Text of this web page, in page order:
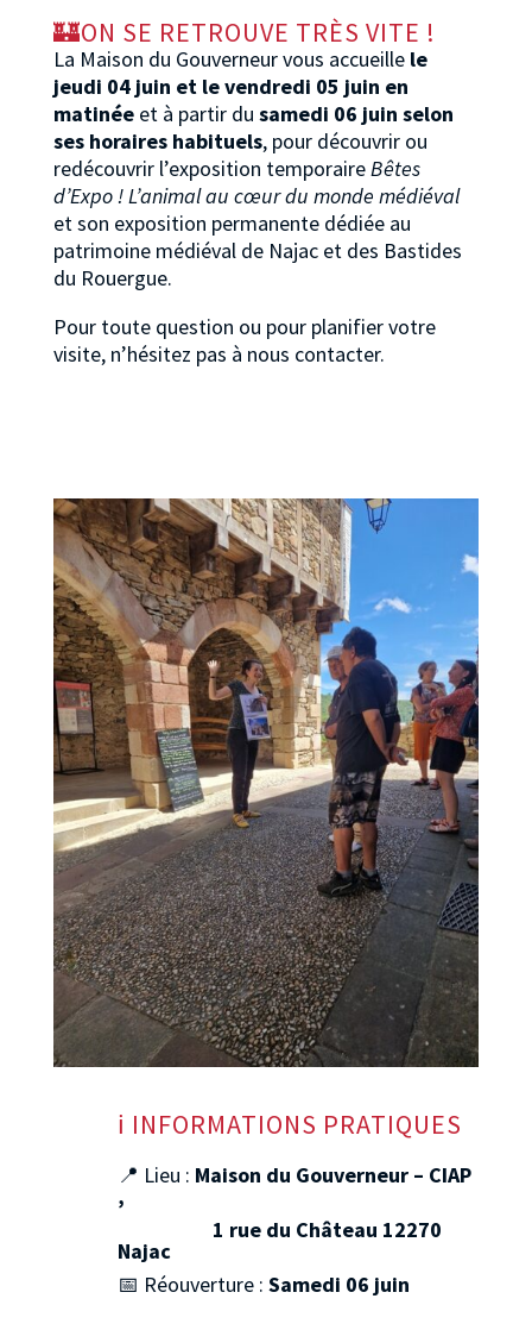
🏰ON SE RETROUVE TRÈS VITE !
La Maison du Gouverneur vous accueille le
jeudi 04 juin et le vendredi 05 juin en
matinéeet à partir du samedi 06 juin selon
ses horaires habituels, pour découvrir ou
redécouvrir l’exposition temporaireBêtes
d’Expo ! L’animal au cœur du monde médiéval
et son exposition permanente dédiée au
patrimoine médiéval de Najac et des Bastides
du Rouergue.
Pour toute question ou pour planifier votre
visite, n’hésitez pas à nous contacter.
ℹ️ INFORMATIONS PRATIQUES
📍 Lieu : Maison du Gouverneur – CIAP
,
1 rue du Château 12270
Najac
📅 Réouverture : Samedi 06 juin